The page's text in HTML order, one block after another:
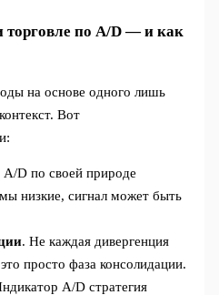
по A/D — и как
на основе одного лишь
Вот
A/D по своей природе
низкие, сигнал может быть
. Не каждая дивергенция
просто фаза консолидации.
A/D стратегия